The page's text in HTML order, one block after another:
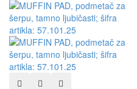
Dodaj u listu želja
Dodaj u listu za poređenje